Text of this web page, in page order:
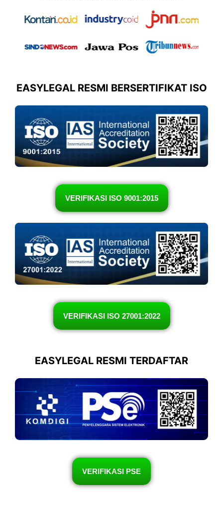
EASYLEGAL RESMI BERSERTIFIKAT ISO
VERIFIKASI ISO 9001:2015
VERIFIKASI ISO 27001:2022
EASYLEGAL RESMI TERDAFTAR
VERIFIKASI PSE